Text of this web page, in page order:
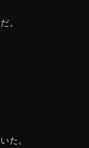
。
た。